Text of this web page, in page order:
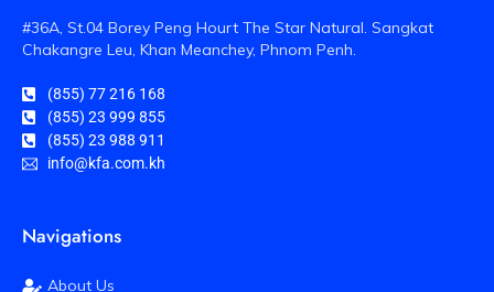
#36A, St.04 Borey Peng Hourt The Star Natural. Sangkat
Chakangre Leu, Khan Meanchey, Phnom Penh.
(855) 77 216 168
(855) 23 999 855
(855) 23 988 911
info@kfa.com.kh
Navigations
About Us